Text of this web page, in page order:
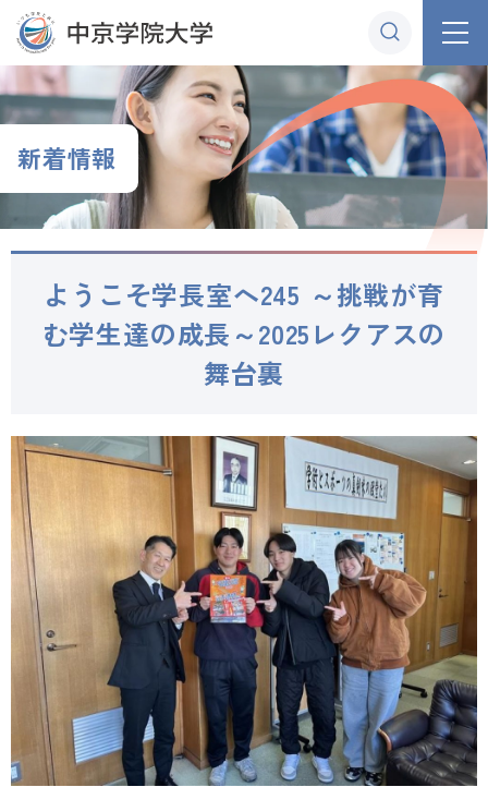
グ
ロ
ー
バ
ナ
ビ
ゲ
ー
本
文
へ
ロ
ー
カ
ル
ビ
ゲ
ー
シ
フ
ッ
タ
ー
新着情報
ようこそ学長室へ245 ～挑戦が育
む学生達の成長～2025レクアスの
舞台裏